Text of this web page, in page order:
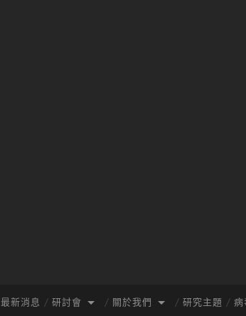
最新消息 研討會 關於我們 研究主題 病